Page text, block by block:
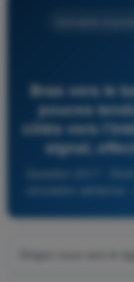
Bras vers le
pouces
côtés vers
signal,